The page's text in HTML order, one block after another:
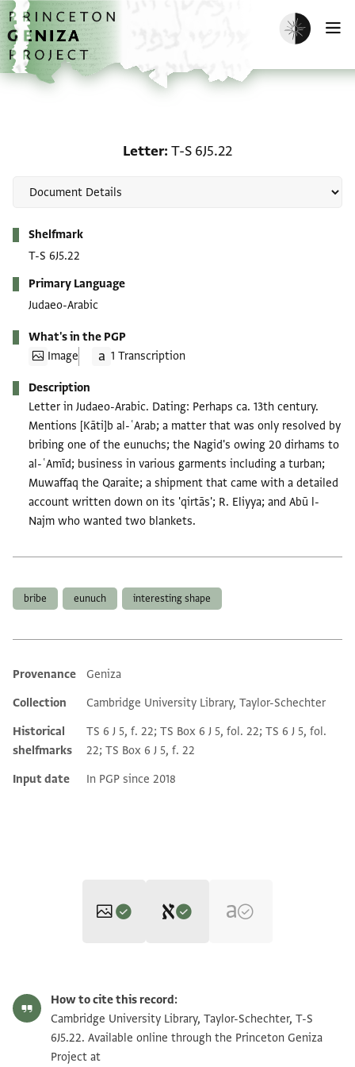
Skip to main content
home
Enable dark
Letter T-S 6J5.22
Shelfmark
T-S 6J5.22
Primary Language
Judaeo-Arabic
What's in the PGP
Image
1 Transcription
Description
Letter in Judaeo-Arabic. Dating: Perhaps ca. 13th century.
Mentions [Kāti]b al-ʿArab; a matter that was only resolved by
bribing one of the eunuchs; the Nagid's owing 20 dirhams to
al-ʿAmīd; business in various garments including a turban;
Muwaffaq the Qaraite; a shipment that came with a detailed
account written down on its 'qirtās'; R. Eliyya; and Abū l-
Najm who wanted two blankets.
bribe eunuch interesting shape
Additional metadata
Provenance
Geniza
Collection
Cambridge University Library, Taylor-Schechter
Historical
shelfmarks
TS 6 J 5, f. 22; TS Box 6 J 5, fol. 22; TS 6 J 5, fol.
22; TS Box 6 J 5, f. 22
Input date
In PGP since 2018
Alan Elbaum's digital edition (2022).
Recto:
] מן אלחסאב נש . . . . . . [
T-S 6J5.22 1v Zoom and Rotate
Verso:
] אללה [
Image Permissions Statement
How to cite this record:
Cambridge University Library, Taylor-Schechter, T-S
6J5.22. Available online through the Princeton Geniza
Project at